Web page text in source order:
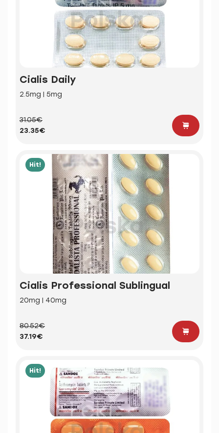
Cialis Daily
2.5mg | 5mg
31.05€
23.35€
Hit!
Cialis Professional Sublingual
20mg | 40mg
80.52€
37.19€
Hit!